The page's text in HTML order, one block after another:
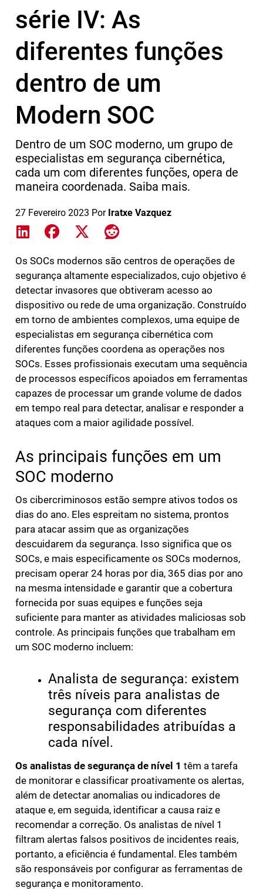
série IV: As
diferentes funções
dentro de um
Modern SOC
Dentro de um SOC moderno, um grupo de
especialistas em segurança cibernética,
cada um com diferentes funções, opera de
maneira coordenada. Saiba mais.
27 Fevereiro 2023 Por Iratxe Vazquez
Share on LinkedIn
Share on Facebook
Share on XShare on Reddit
Os SOCs modernos são centros de operações de
segurança altamente especializados, cujo objetivo é
detectar invasores que obtiveram acesso ao
dispositivo ou rede de uma organização. Construído
em torno de ambientes complexos, uma equipe de
especialistas em segurança cibernética com
diferentes funções coordena as operações nos
SOCs. Esses profissionais executam uma sequência
de processos específicos apoiados em ferramentas
capazes de processar um grande volume de dados
em tempo real para detectar, analisar e responder a
ataques com a maior agilidade possível.
As principais funções em um
SOC moderno
Os cibercriminosos estão sempre ativos todos os
dias do ano. Eles espreitam no sistema, prontos
para atacar assim que as organizações
descuidarem da segurança. Isso significa que os
SOCs, e mais especificamente os SOCs modernos,
precisam operar 24 horas por dia, 365 dias por ano
na mesma intensidade e garantir que a cobertura
fornecida por suas equipes e funções seja
suficiente para manter as atividades maliciosas sob
controle. As principais funções que trabalham em
um SOC moderno incluem:
Analista de segurança: existem
três níveis para analistas de
segurança com diferentes
responsabilidades atribuídas a
cada nível.
Os analistas de segurança de nível 1 têm a tarefa
de monitorar e classificar proativamente os alertas,
além de detectar anomalias ou indicadores de
ataque e, em seguida, identificar a causa raiz e
recomendar a correção. Os analistas de nível 1
filtram alertas falsos positivos de incidentes reais,
portanto, a eficiência é fundamental. Eles também
são responsáveis por configurar as ferramentas de
segurança e monitoramento.